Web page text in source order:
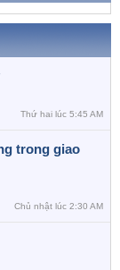
Thứ hai lúc 5:45 AM
trong giao
Chủ nhật lúc 2:30 AM